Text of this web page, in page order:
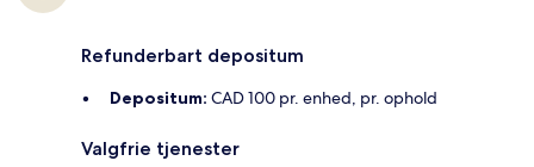
Refunderbart depositum
Depositum: CAD 100 pr. enhed, pr. ophold
Valgfrie tjenester